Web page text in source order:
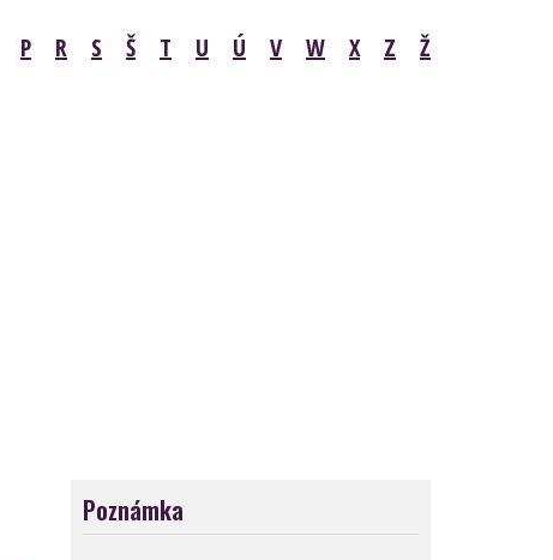
P R S Š T U Ú V W X Z Ž
Poznámka